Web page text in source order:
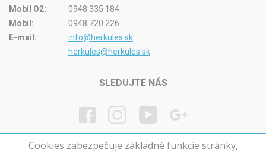
Mobil O2:
0948 335 184
Mobil:
0948 720 226
E-mail:
info@herkules.sk
herkules@herkules.sk
SLEDUJTE NÁS
Cookies zabezpečuje základné funkcie stránky,